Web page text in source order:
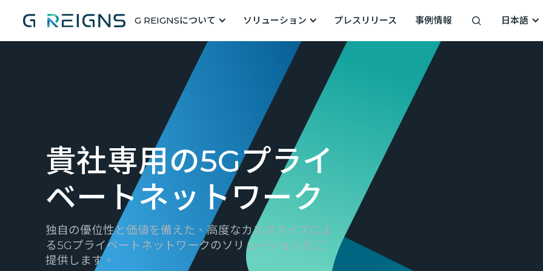
G REIGNSについて ソリューション プレスリリース 事例情報 日本語
貴社専用の5Gプライ
ベートネットワーク
独自の優位性と価値を備えた、高度なカスタマイズによ
る5Gプライベートネットワークのソリューションをご
提供します。